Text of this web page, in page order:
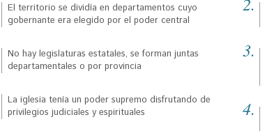
El territorio se dividía en departamentos cuyo
gobernante era elegido por el poder central
No hay legislaturas estatales, se forman juntas
departamentales o por provincia
La iglesia tenía un poder supremo disfrutando de
privilegios judiciales y espirituales